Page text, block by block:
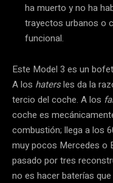
ha muerto y no ha
trayectos urbanos o
funcional.
Este Model 3 es un
A los hatersles da la
tercio del coche. A los
coche es
combustión; llega a los
muy pocos Mercedes o
pasado por tres
no es hacer baterías